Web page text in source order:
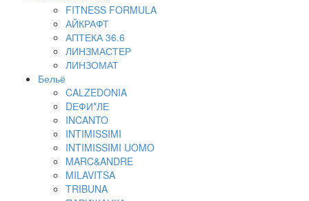
FITNESS FORMULA
АЙКРАФТ
АПТЕКА 36.6
ЛИНЗМАСТЕР
ЛИНЗОМАТ
Бельё
CALZEDONIA
DЕФИ*ЛЕ
INCANTO
INTIMISSIMI
INTIMISSIMI UOMO
MARC&ANDRE
MILAVITSA
TRIBUNA